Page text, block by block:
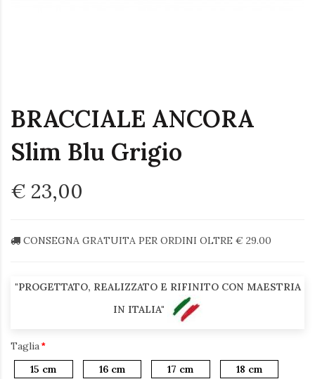
BRACCIALE ANCORA
Slim Blu Grigio
€ 23,00
CONSEGNA GRATUITA PER ORDINI OLTRE € 29.00
"PROGETTATO, REALIZZATO E RIFINITO CON MAESTRIA
IN ITALIA"
Taglia
15 cm
16 cm 17 cm
18 cm